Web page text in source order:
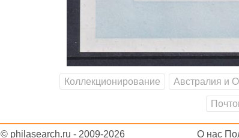
Коллекционирование Австралия и
© philasearch.ru - 2009-2026 О нас